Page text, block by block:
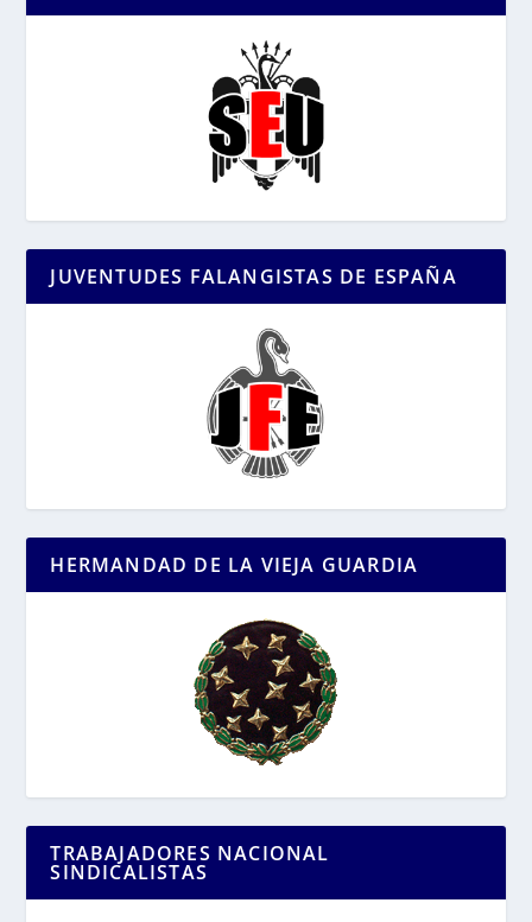
JUVENTUDES FALANGISTAS DE ESPAÑA
HERMANDAD DE LA VIEJA GUARDIA
TRABAJADORES NACIONAL
SINDICALISTAS